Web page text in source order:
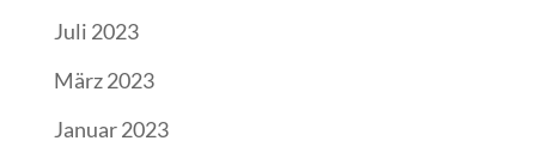
Juli 2023
März 2023
Januar 2023